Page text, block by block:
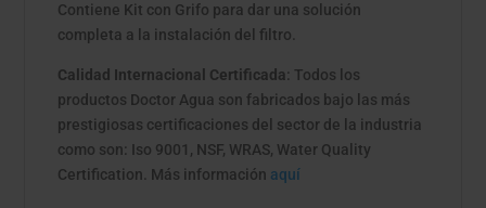
Contiene Kit con Grifo para dar una solución
completa a la instalación del filtro.
Calidad Internacional Certificada: Todos los
productos Doctor Agua son fabricados bajo las más
prestigiosas certificaciones del sector de la industria
como son: Iso 9001, NSF, WRAS, Water Quality
Certification. Más información aquí